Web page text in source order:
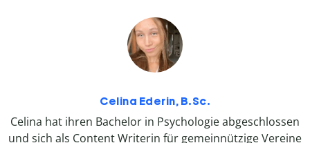
Celina Ederin, B.Sc.
Celina hat ihren Bachelor in Psychologie abgeschlossen
und sich als Content Writerin für gemeinnützige Vereine